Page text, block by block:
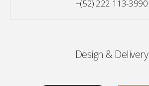
+(52) 222 113-3990
Design & Delivery